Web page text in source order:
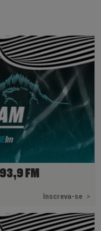
FM
Inscreva-se >